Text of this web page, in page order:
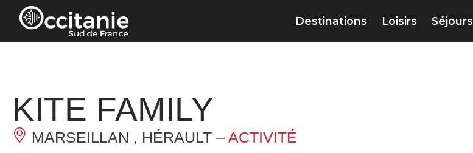
Panneau de gestion des cookies
Destinations Loisirs Séjours
KITE FAMILY
MARSEILLAN , HÉRAULT – ACTIVITÉ